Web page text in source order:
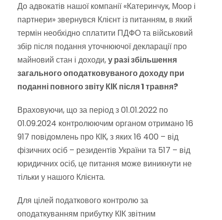
До адвокатів нашої компанії «Катеринчук, Моор і
партнери» звернувся Клієнт із питанням, в який
термін необхідно сплатити ПДФО та військовий
збір після подання уточнюючої декларації про
майновий стан і доходи,у разі збільшення
загального оподатковуваного доходу при
поданні повного звіту КІК після 1 травня?
Враховуючи, що за період з 01.01.2022 по
01.09.2024 контролюючим органом отримано 16
917 повідомлень про КІК, з яких 16 400 – від
фізичних осіб – резидентів України та 517 – від
юридичних осіб, це питання може виникнути не
тільки у нашого Клієнта.
Для цілей податкового контролю за
оподаткуванням прибутку КІК звітним